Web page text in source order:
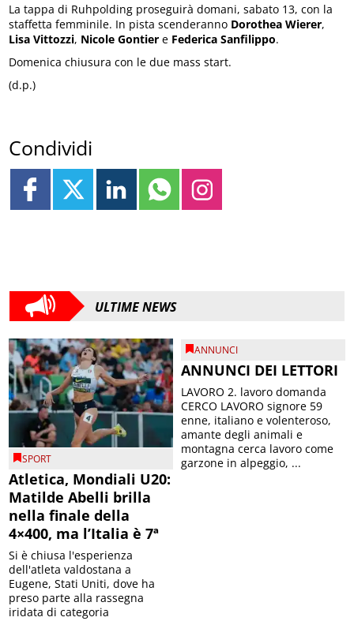
La tappa di Ruhpolding proseguirà domani, sabato 13, con la
staffetta femminile. In pista scenderanno Dorothea Wierer,
Lisa Vittozzi, Nicole Gontier e Federica Sanfilippo.
Domenica chiusura con le due mass start.
(d.p.)
Condividi
ULTIME NEWS
SPORT
Atletica, Mondiali U20:
Matilde Abelli brilla
nella finale della
4×400, ma l’Italia è 7ª
Si è chiusa l'esperienza
dell'atleta valdostana a
Eugene, Stati Uniti, dove ha
preso parte alla rassegna
iridata di categoria
ANNUNCI
ANNUNCI DEI LETTORI
LAVORO 2. lavoro domanda
CERCO LAVORO signore 59
enne, italiano e volenteroso,
amante degli animali e
montagna cerca lavoro come
garzone in alpeggio, ...